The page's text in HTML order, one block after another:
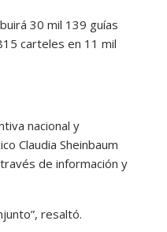
30 mil 139 guías
carteles en 11 mil
nacional y
Claudia Sheinbaum
de información y
resaltó.